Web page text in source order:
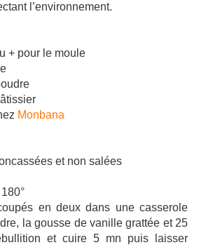
l’environnement.
+ pour le moule
Monbana
et non salées
en deux dans une casserole
la gousse de vanille grattée et 25
et cuire 5 mn puis laisser